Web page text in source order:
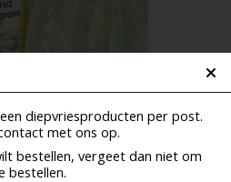
diepvriesproducten per post.
met ons op.
bestellen, vergeet dan niet om
bestellen.